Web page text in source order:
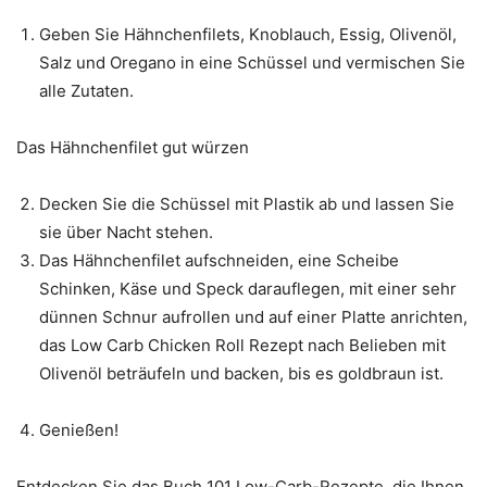
Geben Sie Hähnchenfilets, Knoblauch, Essig, Olivenöl,
Salz und Oregano in eine Schüssel und vermischen Sie
alle Zutaten.
Das Hähnchenfilet gut würzen
Decken Sie die Schüssel mit Plastik ab und lassen Sie
sie über Nacht stehen.
Das Hähnchenfilet aufschneiden, eine Scheibe
Schinken, Käse und Speck darauflegen, mit einer sehr
dünnen Schnur aufrollen und auf einer Platte anrichten,
das Low Carb Chicken Roll Rezept nach Belieben mit
Olivenöl beträufeln und backen, bis es goldbraun ist.
Genießen!